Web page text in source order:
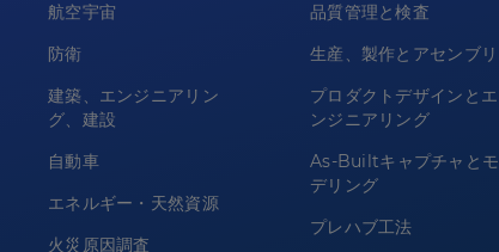
航空宇宙
防衛
建築、エンジニアリン
グ、建設
自動車
エネルギー・天然資源
火災原因調査
品質管理と検査
生産、製作とアセンブリ
プロダクトデザインとエ
ンジニアリング
As-Builtキャプチャとモ
デリング
プレハブ工法